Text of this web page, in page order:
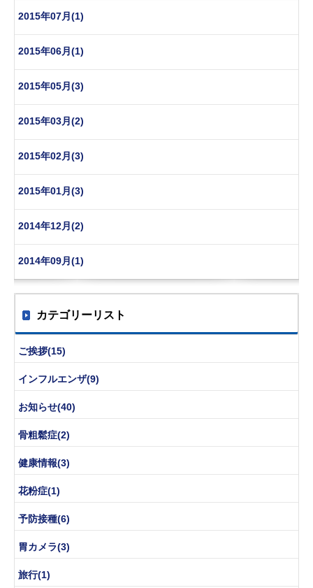
2015年07月(1)
2015年06月(1)
2015年05月(3)
2015年03月(2)
2015年02月(3)
2015年01月(3)
2014年12月(2)
2014年09月(1)
カテゴリーリスト
ご挨拶(15)
インフルエンザ(9)
お知らせ(40)
骨粗鬆症(2)
健康情報(3)
花粉症(1)
予防接種(6)
胃カメラ(3)
旅行(1)